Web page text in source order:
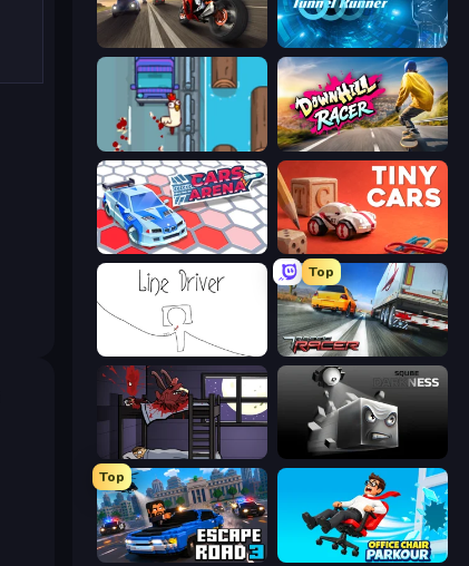
Traffic Rider Tunnel Runner
Go Chicken Go! Downhill Racer
Cars Arena Tiny Cars
Top
Traffic Racer
The Visitor Sqube Darkness
Top
Escape Road 3 Office Chair Parkour